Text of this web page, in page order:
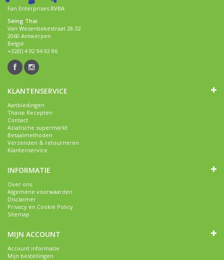
Fan Enterprises BVBA
Seing Thai
Van Wesenbekestraat 28-32
2060 Antwerpen
België
+32(0) 4 92 94 92 86
KLANTENSERVICE
Aanbiedingen
Thaise Recepten
Contact
Aziatische supermarkt
Betaalmethoden
Verzenden & retourneren
Klantenservice
INFORMATIE
Over ons
Algemene voorwaarden
Disclaimer
Privacy en Cookie Policy
Sitemap
MIJN ACCOUNT
Account informatie
Mijn bestellingen